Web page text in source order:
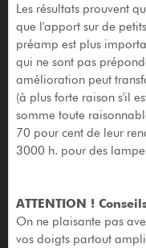
Les résultats prouvent
que l'apport sur de
préamp est plus
qui ne sont pas
amélioration peut
(à plus forte raison s'il
somme toute
70 pour cent de leur
3000 h. pour des
ATTENTION !
On ne plaisante pas
vos doigts partout